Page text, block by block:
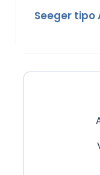
Seeger tipo